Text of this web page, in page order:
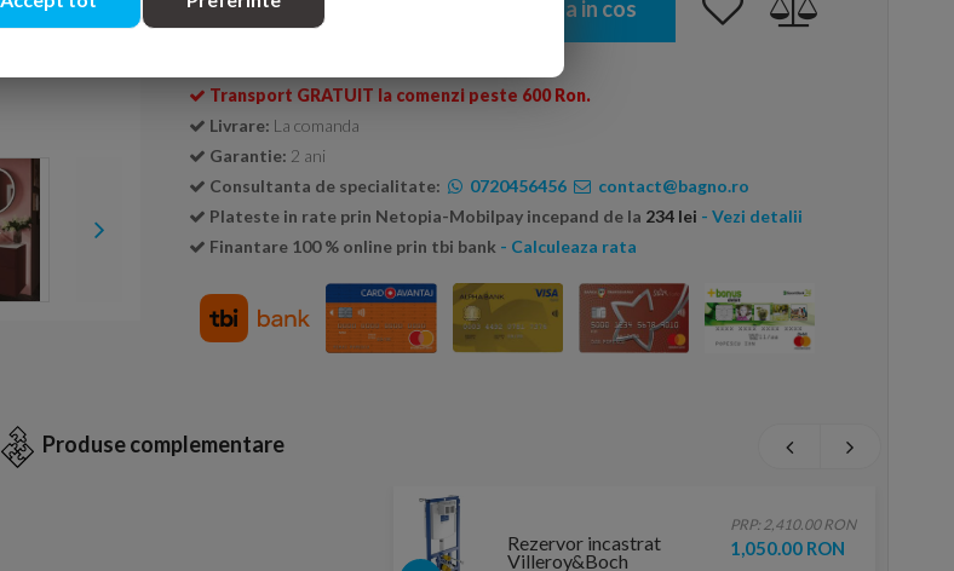
Cantitate: Adauga in cos
Transport GRATUIT la comenzi peste 600 Ron.
Livrare: La comanda
Garantie: 2 ani
Consultanta de specialitate:
0720456456
contact@bagno.ro
Plateste in rate prin Netopia-Mobilpay incepand de la 234 lei - Vezi detalii
Finantare 100 % online prin tbi bank - Calculeaza rata
Produse complementare
Rezervor incastrat
Villeroy&Boch
PRP: 2,410.00 RON
1,050.00 RON